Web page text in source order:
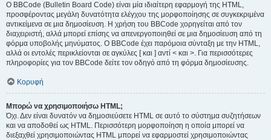
Ο BBCode (Bulletin Board Code) είναι μία ιδιαίτερη εφαρμογή της HTML,
προσφέροντας μεγάλη δυνατότητα ελέγχου της μορφοποίησης σε συγκεκριμένα
αντικείμενα σε μια δημοσίευση. Η χρήση του BBCode χορηγείται από τον
διαχειριστή, αλλά μπορεί επίσης να απενεργοποιηθεί σε μια δημοσίευση από τη
φόρμα υποβολής μηνύματος. Ο BBCode έχει παρόμοια σύνταξη με την HTML,
αλλά οι εντολές περικλείονται σε αγκύλες [ και ] αντί < και >. Για περισσότερες
πληροφορίες για τον BBCode δείτε τον οδηγό από τη φόρμα δημοσίευσης.
Κορυφή
Μπορώ να χρησιμοποιήσω HTML;
Όχι. Δεν είναι δυνατόν να δημοσιεύσετε HTML σε αυτό το σύστημα συζητήσεων
και να αποδοθεί ως HTML. Περισσότερη μορφοποίηση η οποία μπορεί να
διεξαχθεί χρησιμοποιώντας HTML μπορεί να εφαρμοστεί χρησιμοποιώντας